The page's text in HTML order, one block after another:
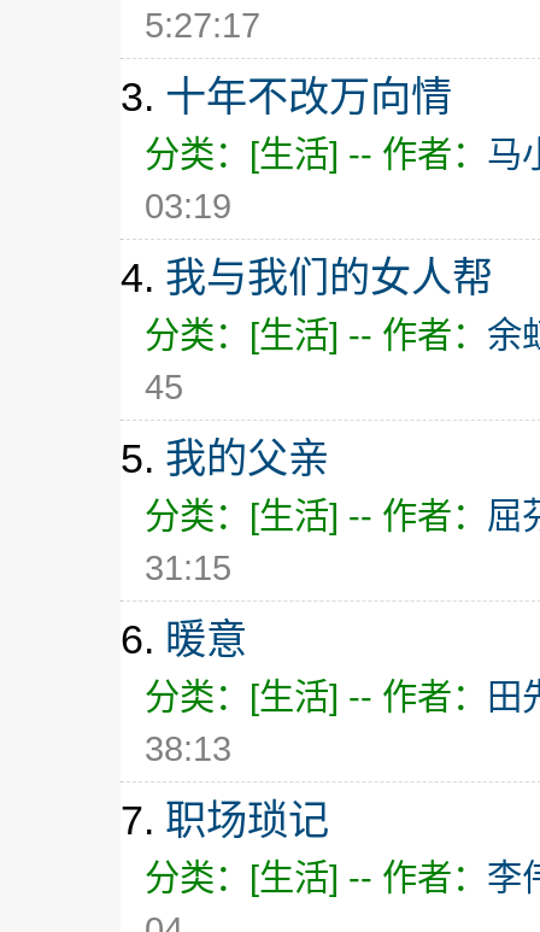
5:27:17
3. 十年不改万向情
分类：[生活] -- 作者： 马
03:19
4. 我与我们的女人帮
分类：[生活] -- 作者： 余
45
5. 我的父亲
分类：[生活] -- 作者： 屈
31:15
6. 暖意
分类：[生活] -- 作者：
田
38:13
7. 职场琐记
分类：[生活] -- 作者： 李